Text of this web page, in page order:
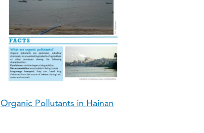
Organic Pollutants in Hainan